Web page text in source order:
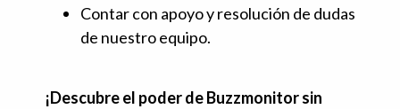
Contar con apoyo y resolución de dudas
de nuestro equipo.
¡Descubre el poder de Buzzmonitor sin